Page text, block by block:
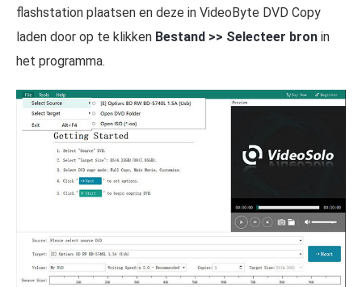
flashstation plaatsen en deze in VideoByte DVD Copy
laden door op te klikken Bestand >> Selecteer bron in
het programma.